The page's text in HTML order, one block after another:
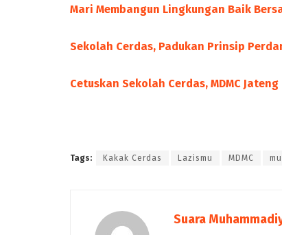
Mari Membangun Lingkungan Baik
Sekolah Cerdas, Padukan Prinsip
Cetuskan Sekolah Cerdas, MDMC
Tags: Kakak Cerdas Lazismu MDMC
Suara